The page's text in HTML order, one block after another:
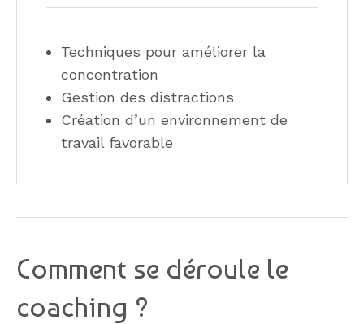
Techniques pour améliorer la
concentration
Gestion des distractions
Création d’un environnement de
travail favorable
Comment se déroule le
coaching ?